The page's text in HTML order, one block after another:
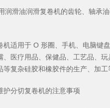
润滑油润滑复卷机的齿轮、轴承
机适用于 O 形圈、手机、电脑键
、医疗用品、保健品、工艺品、
等复杂硅胶和橡胶件的生产、加工
护分切复卷机的注意事项